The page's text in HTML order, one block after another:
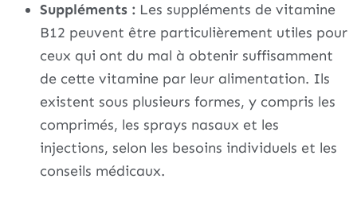
Suppléments : Les suppléments de vitamine
B12 peuvent être particulièrement utiles pour
ceux qui ont du mal à obtenir suffisamment
de cette vitamine par leur alimentation. Ils
existent sous plusieurs formes, y compris les
comprimés, les sprays nasaux et les
injections, selon les besoins individuels et les
conseils médicaux.